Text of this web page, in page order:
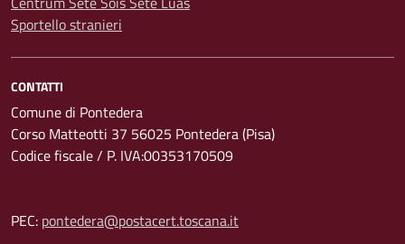
Sportello stranieri
CONTATTI
Comune di Pontedera
Corso Matteotti 37 56025 Pontedera (Pisa)
Codice fiscale / P. IVA:00353170509
PEC: pontedera@postacert.toscana.it